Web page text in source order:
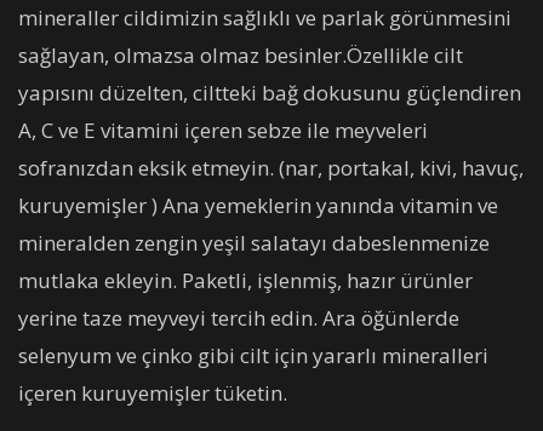
mineraller cildimizin sağlıklı ve parlak görünmesini
sağlayan, olmazsa olmaz besinler.Özellikle cilt
yapısını düzelten, ciltteki bağ dokusunu güçlendiren
A, C ve E vitamini içeren sebze ile meyveleri
sofranızdan eksik etmeyin. (nar, portakal, kivi, havuç,
kuruyemişler ) Ana yemeklerin yanında vitamin ve
mineralden zengin yeşil salatayı dabeslenmenize
mutlaka ekleyin. Paketli, işlenmiş, hazır ürünler
yerine taze meyveyi tercih edin. Ara öğünlerde
selenyum ve çinko gibi cilt için yararlı mineralleri
içeren kuruyemişler tüketin.